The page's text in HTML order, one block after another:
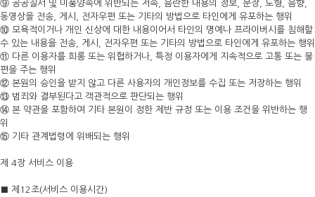
⑨ 공공질서 및 미풍양속에 위반되는 저속, 음란한 내용의 정보, 문장, 도형, 음향,
동영상을 전송, 게시, 전자우편 또는 기타의 방법으로 타인에게 유포하는 행위
⑩ 모욕적이거나 개인 신상에 대한 내용이어서 타인의 명예나 프라이버시를 침해할
수 있는 내용을 전송, 게시, 전자우편 또는 기타의 방법으로 타인에게 유포하는 행위
⑪ 다른 이용자를 희롱 또는 위협하거나, 특정 이용자에게 지속적으로 고통 또는 불
편을 주는 행위
⑫ 본원의 승인을 받지 않고 다른 사용자의 개인정보를 수집 또는 저장하는 행위
⑬ 범죄와 결부된다고 객관적으로 판단되는 행위
⑭ 본 약관을 포함하여 기타 본원이 정한 제반 규정 또는 이용 조건을 위반하는 행
위
⑮ 기타 관계법령에 위배되는 행위
제 4장 서비스 이용
■ 제12조(서비스 이용시간)